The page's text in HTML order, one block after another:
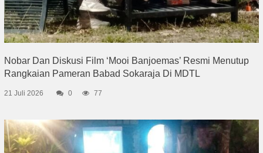
Nobar Dan Diskusi Film ‘Mooi Banjoemas’ Resmi Menutup
Rangkaian Pameran Babad Sokaraja Di MDTL
21 Juli 2026 0 77